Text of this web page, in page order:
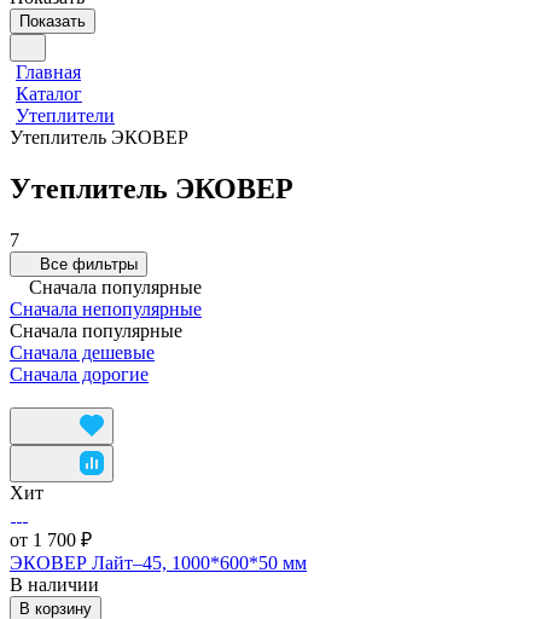
Показать
Главная
Каталог
Утеплители
Утеплитель ЭКОВЕР
Утеплитель ЭКОВЕР
7
Все фильтры
Сначала популярные
Сначала непопулярные
Сначала популярные
Сначала дешевые
Сначала дорогие
Хит
от 1 700 ₽
ЭКОВЕР Лайт–45, 1000*600*50 мм
В наличии
В корзину